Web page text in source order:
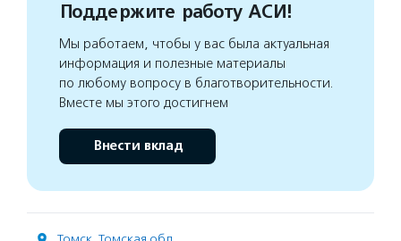
Поддержите работу АСИ!
Мы работаем, чтобы у вас была актуальная
информация и полезные материалы
по любому вопросу в благотворительности.
Вместе мы этого достигнем
Внести вклад